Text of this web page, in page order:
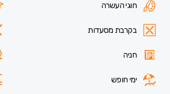
חוגי העשרה
בקרבת מסעדות
חניה
ימי חופש